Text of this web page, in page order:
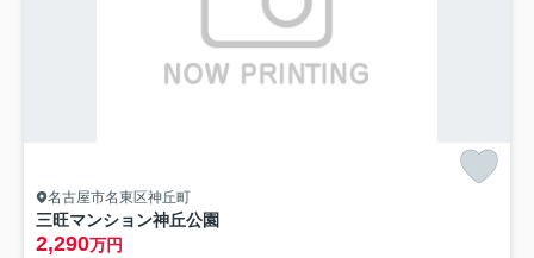
名古屋市名東区神丘町
三旺マンション神丘公園
2,290万円